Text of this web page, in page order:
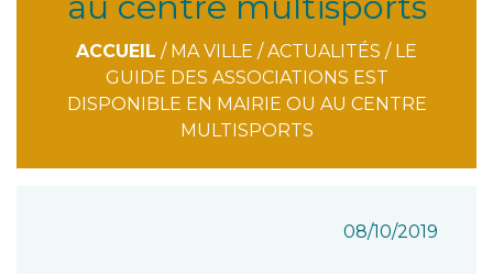
ACCUEIL / MA VILLE /ACTUALITÉS / LE
GUIDE DES ASSOCIATIONS EST
DISPONIBLE EN MAIRIE OU AU CENTRE
MULTISPORTS
08/10/2019